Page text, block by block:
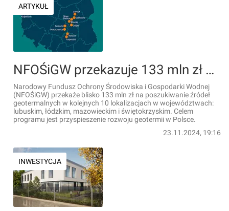
ARTYKUŁ
NFOŚiGW przekazuje 133 mln zł na poszukiwanie wód termalnych w Polsce
Narodowy Fundusz Ochrony Środowiska i Gospodarki Wodnej
(NFOŚiGW) przekaże blisko 133 mln zł na poszukiwanie źródeł
geotermalnych w kolejnych 10 lokalizacjach w województwach:
lubuskim, łódzkim, mazowieckim i świętokrzyskim. Celem
programu jest przyspieszenie rozwoju geotermii w Polsce.
23.11.2024, 19:16
INWESTYCJA